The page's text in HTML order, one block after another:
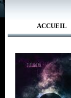
ACCUEIL